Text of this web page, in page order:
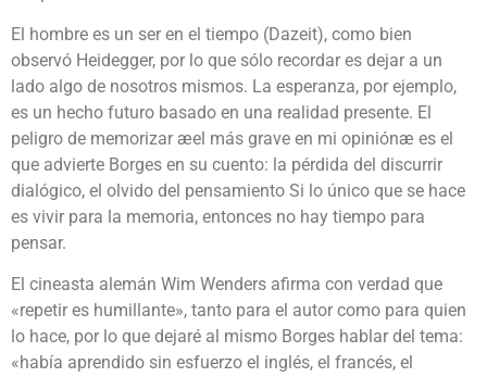
El hombre es un ser en el tiempo (Dazeit), como bien
observó Heidegger, por lo que sólo recordar es dejar a un
lado algo de nosotros mismos. La esperanza, por ejemplo,
es un hecho futuro basado en una realidad presente. El
peligro de memorizar æel más grave en mi opiniónæ es el
que advierte Borges en su cuento: la pérdida del discurrir
dialógico, el olvido del pensamiento Si lo único que se hace
es vivir para la memoria, entonces no hay tiempo para
pensar.
El cineasta alemán Wim Wenders afirma con verdad que
«repetir es humillante», tanto para el autor como para quien
lo hace, por lo que dejaré al mismo Borges hablar del tema:
«había aprendido sin esfuerzo el inglés, el francés, el